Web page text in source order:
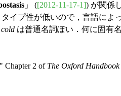
」 ([2012-11-17-1]) が関係
プ性が低いので，言語によ
cold は普通名詞ぽい．何に固有
Chapter 2 of The Oxford